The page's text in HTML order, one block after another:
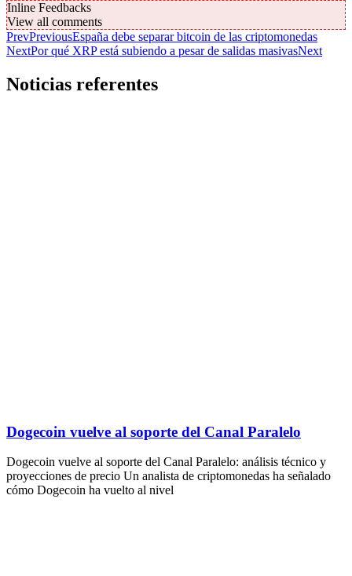
Inline Feedbacks
View all comments
PrevPreviousEspaña debe separar bitcoin de las criptomonedas
NextPor qué XRP está subiendo a pesar de salidas masivasNext
Noticias referentes
Dogecoin vuelve al soporte del Canal Paralelo
Dogecoin vuelve al soporte del Canal Paralelo: análisis técnico y
proyecciones de precio Un analista de criptomonedas ha señalado
cómo Dogecoin ha vuelto al nivel